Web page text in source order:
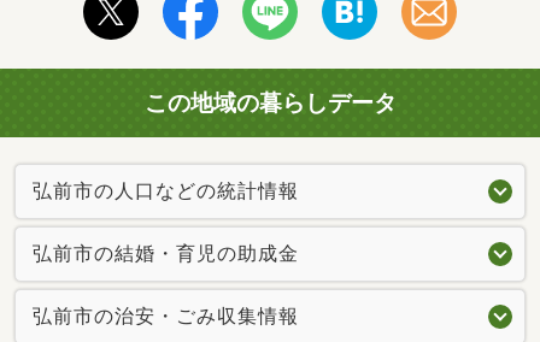
この地域の暮らしデータ
弘前市の人口などの統計情報
弘前市の結婚・育児の助成金
弘前市の治安・ごみ収集情報